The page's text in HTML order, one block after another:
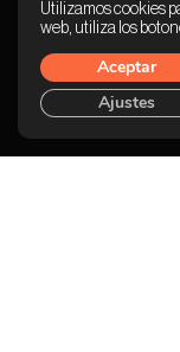
Utilizamos cookies
web, utiliza los
Aceptar
Ajustes